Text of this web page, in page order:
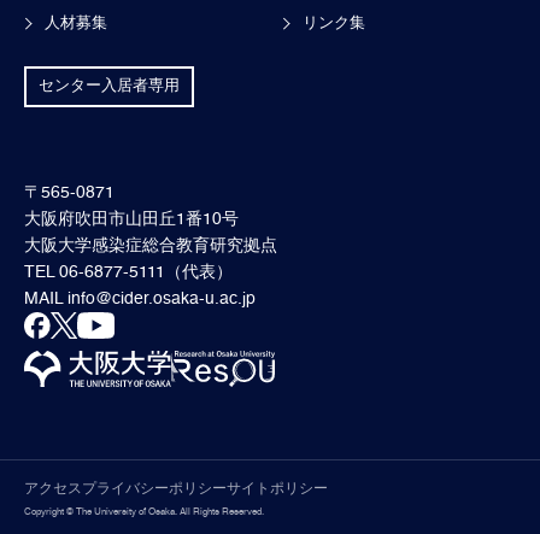
人材募集 リンク集
センター入居者専用
〒565-0871
大阪府吹田市山田丘1番10号
大阪大学感染症総合教育研究拠点
TEL 06-6877-5111（代表）
MAIL
info@cider.osaka-u.ac.jp
アクセスプライバシーポリシーサイトポリシー
Copyright © The University of Osaka. All Rights Reserved.